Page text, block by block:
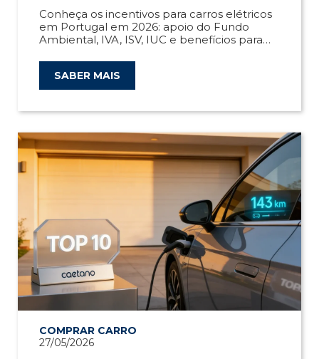
Conheça os incentivos para carros elétricos
em Portugal em 2026: apoio do Fundo
Ambiental, IVA, ISV, IUC e benefícios para
SABER MAIS
COMPRAR CARRO
27/05/2026